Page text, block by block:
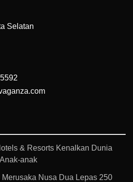
Selatan
& Resorts Kenalkan Dunia
anak
Nusa Dua Lepas 250